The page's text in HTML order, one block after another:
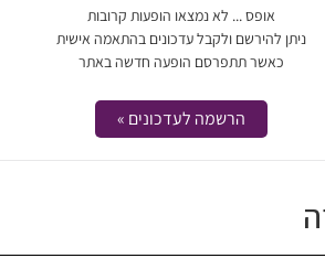
אופס ... לא נמצאו הופעות קרובות
ניתן להירשם ולקבל עדכונים בהתאמה אישית
כאשר תתפרסם הופעה חדשה באתר
הרשמה לעדכונים »